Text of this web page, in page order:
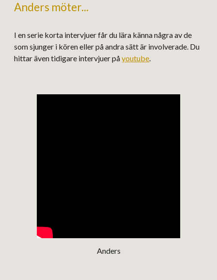
Anders möter...
I en serie korta intervjuer får du lära känna några av de
som sjunger i kören eller på andra sätt är involverade. Du
hittar även tidigare intervjuer påyoutube.
Anders